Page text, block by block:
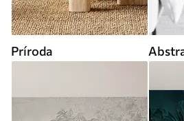
Príroda